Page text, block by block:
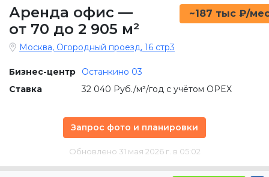
Аренда офис —
от 70 до 2 905 м²
~187 тыс ₽/
Москва, Огородный проезд, 16 стр3
Бизнес-центр
Останкино 03
Ставка
32 040 Руб./м²/год с учётом OPEX
Запрос фото и планировки
Обновлено 31 мая 2026 г. в 05:02